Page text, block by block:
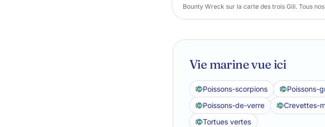
Bounty Wreck sur la carte des trois Gili. Tous
Vie marine vue ici
Poissons-scorpions Poissons-
Poissons-de-verre
Crevettes-
Tortues vertes